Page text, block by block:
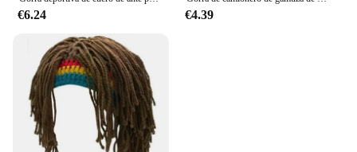
€6.24 €4.39